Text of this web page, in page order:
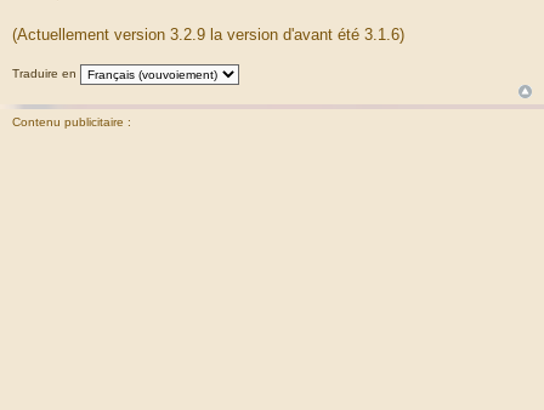
(Actuellement version 3.2.9 la version d'avant été 3.1.6)
Traduire en
Contenu publicitaire :